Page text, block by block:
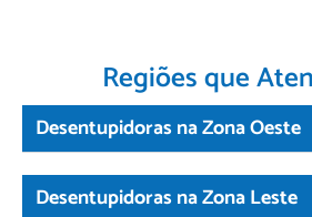
Regiões que
Desentupidoras na Zona Oeste
Desentupidoras na Zona Leste